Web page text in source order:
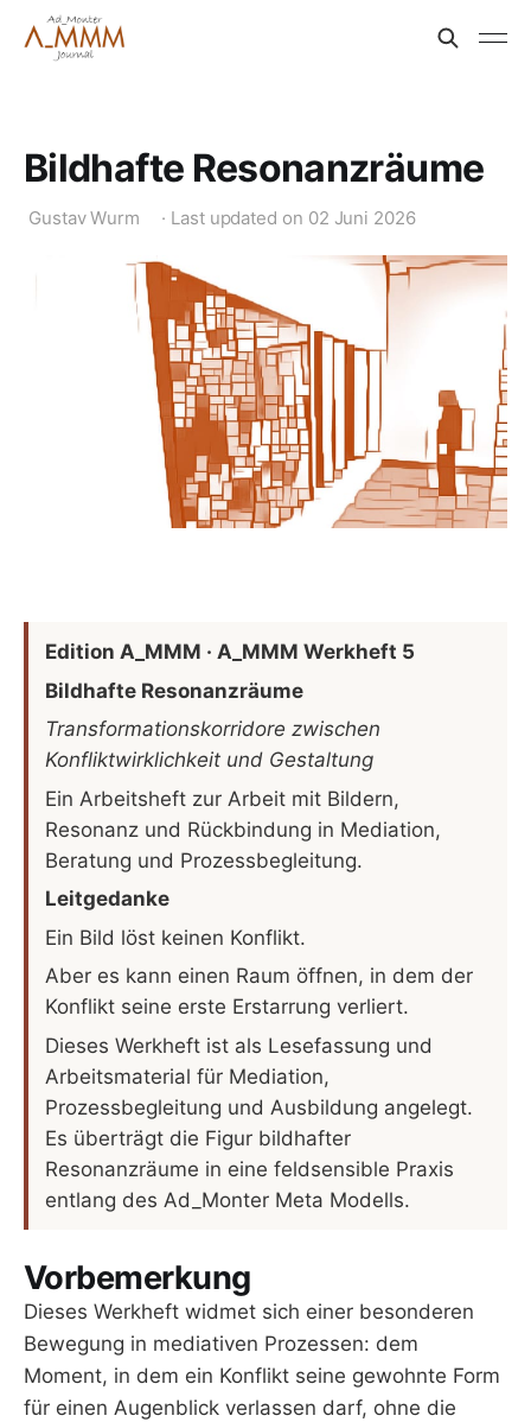
Bildhafte Resonanzräume
Gustav Wurm · Last updated on 02 Juni 2026
Edition A_MMM · A_MMM Werkheft 5
Bildhafte Resonanzräume
Transformationskorridore zwischen
Konfliktwirklichkeit und Gestaltung
Ein Arbeitsheft zur Arbeit mit Bildern,
Resonanz und Rückbindung in Mediation,
Beratung und Prozessbegleitung.
Leitgedanke
Ein Bild löst keinen Konflikt.
Aber es kann einen Raum öffnen, in dem der
Konflikt seine erste Erstarrung verliert.
Dieses Werkheft ist als Lesefassung und
Arbeitsmaterial für Mediation,
Prozessbegleitung und Ausbildung angelegt.
Es überträgt die Figur bildhafter
Resonanzräume in eine feldsensible Praxis
entlang des Ad_Monter Meta Modells.
Vorbemerkung
Dieses Werkheft widmet sich einer besonderen
Bewegung in mediativen Prozessen: dem
Moment, in dem ein Konflikt seine gewohnte Form
für einen Augenblick verlassen darf, ohne die